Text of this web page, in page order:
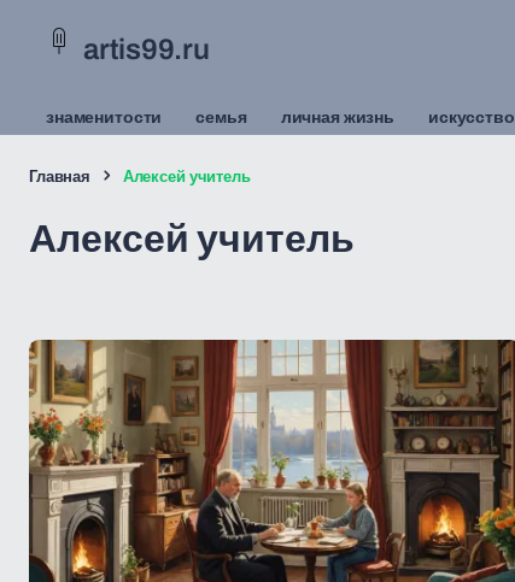
artis99.ru
знаменитости семья личная жизнь искусство
Главная Алексей учитель
Алексей учитель